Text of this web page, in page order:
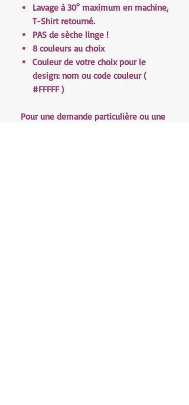
Lavage à 30° maximum en machine,
T-Shirt retourné.
PAS de sèche linge !
8 couleurs au choix
Couleur de votre choix pour le
design: nom ou code couleur (
#FFFFF )
Pour une demande particulière ou une